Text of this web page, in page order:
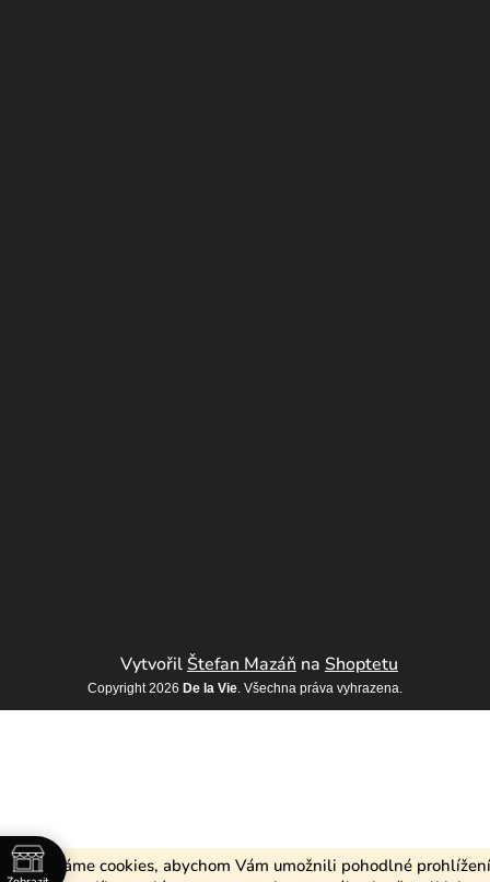
Používáme cookies, abychom Vám umožnili pohodlné prohlížení
VytvořilŠtefan Mazáň na Shoptetu
Copyright 2026 De la Vie. Všechna práva vyhrazena.